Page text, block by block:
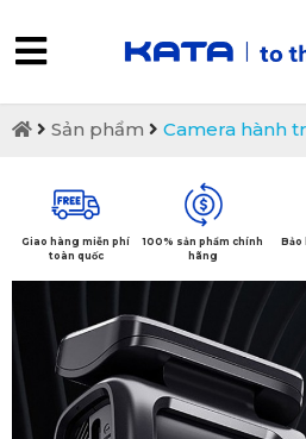
Sản phẩm Camera hành
Giao hàng miễn phí
toàn quốc
100% sản phẩm chính
hãng
Bảo